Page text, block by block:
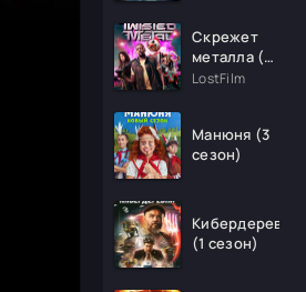
Скрежет
металла (1
сезон)
LostFilm
Манюня (3
сезон)
Кибердеревня
(1 сезон)